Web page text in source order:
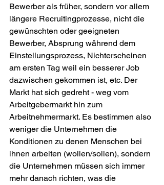
Bewerber als früher, sondern vor allem
längere Recruitingprozesse, nicht die
gewünschten oder geeigneten
Bewerber, Absprung während dem
Einstellungsprozess, Nichterscheinen
am ersten Tag weil ein besserer Job
dazwischen gekommen ist, etc. Der
Markt hat sich gedreht - weg vom
Arbeitgebermarkt hin zum
Arbeitnehmermarkt. Es bestimmen also
weniger die Unternehmen die
Konditionen zu denen Menschen bei
ihnen arbeiten (wollen/sollen), sondern
die Unternehmen müssen sich immer
mehr danach richten, was die